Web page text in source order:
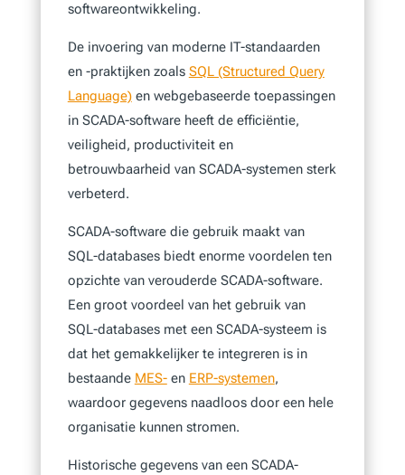
softwareontwikkeling.
De invoering van moderne IT-standaarden
en -praktijken zoals SQL (Structured Query
Language)en webgebaseerde toepassingen
in SCADA-software heeft de efficiëntie,
veiligheid, productiviteit en
betrouwbaarheid van SCADA-systemen sterk
verbeterd.
SCADA-software die gebruik maakt van
SQL-databases biedt enorme voordelen ten
opzichte van verouderde SCADA-software.
Een groot voordeel van het gebruik van
SQL-databases met een SCADA-systeem is
dat het gemakkelijker te integreren is in
bestaande MES-en ERP-systemen,
waardoor gegevens naadloos door een hele
organisatie kunnen stromen.
Historische gegevens van een SCADA-